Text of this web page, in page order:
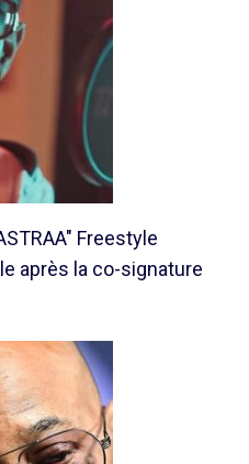
Freestyle
après la co-signature